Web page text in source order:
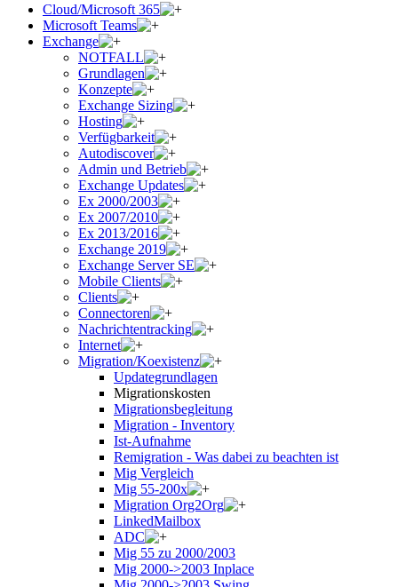
Cloud/Microsoft 365
Microsoft Teams
Exchange
NOTFALL
Grundlagen
Konzepte
Exchange Sizing
Hosting
Verfügbarkeit
Autodiscover
Admin und Betrieb
Exchange Updates
Ex 2000/2003
Ex 2007/2010
Ex 2013/2016
Exchange 2019
Exchange Server SE
Mobile Clients
Clients
Connectoren
Nachrichtentracking
Internet
Migration/Koexistenz
Updategrundlagen
Migrationskosten
Migrationsbegleitung
Migration - Inventory
Ist-Aufnahme
Remigration - Was dabei zu beachten ist
Mig Vergleich
Mig 55-200x
Migration Org2Org
LinkedMailbox
ADC
Mig 55 zu 2000/2003
Mig 2000->2003 Inplace